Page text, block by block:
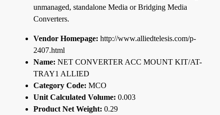
unmanaged, standalone Media or Bridging Media
Converters.
Vendor Homepage: http://www.alliedtelesis.com/p-
2407.html
Name: NET CONVERTER ACC MOUNT KIT/AT-
TRAY1 ALLIED
Category Code: MCO
Unit Calculated Volume: 0.003
Product Net Weight: 0.29